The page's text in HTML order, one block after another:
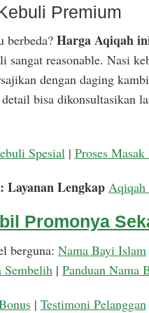
Premium
berbeda? Harga Aqiqah
sangat reasonable. Nasi
dengan daging
bisa dikonsultasikan
Spesial| Proses
Layanan Lengkap Aqiqah
Promonya
berguna: Nama Bayi Islam
Sembelih | Panduan Nama
| Testimoni Pelanggan